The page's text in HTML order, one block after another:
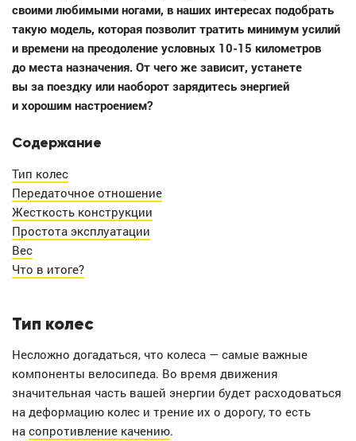
своими любимыми ногами, в наших интересах подобрать
такую модель, которая позволит тратить минимум усилий
и времени на преодоление условных 10-15 километров
до места назначения. От чего же зависит, устанете
вы за поездку или наоборот зарядитесь энергией
и хорошим настроением?
Содержание
Тип колес
Передаточное отношение
Жесткость конструкции
Простота эксплуатации
Вес
Что в итоге?
Тип колес
Несложно догадаться, что колеса — самые важные
компоненты велосипеда. Во время движения
значительная часть вашей энергии будет расходоваться
на деформацию колес и трение их о дорогу, то есть
на сопротивление качению.